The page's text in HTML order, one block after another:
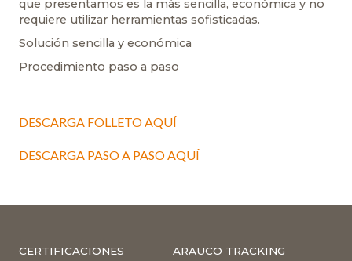
que presentamos es la más sencilla, económica y no
requiere utilizar herramientas sofisticadas.
Solución sencilla y económica
Procedimiento paso a paso
DESCARGA FOLLETO AQUÍ
DESCARGA PASO A PASO AQUÍ
CERTIFICACIONES
ARAUCO TRACKING